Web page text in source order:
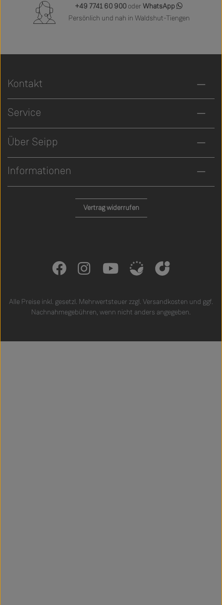
+49 7741 60 900 oder WhatsApp
Persönlich und nah in Waldshut-Tiengen
Kontakt
Service
Über Seipp
Informationen
Vertrag widerrufen
Alle Preise inkl. gesetzl. Mehrwertsteuer zzgl. Versandkosten und ggf.
Nachnahmegebühren, wenn nicht anders angegeben.